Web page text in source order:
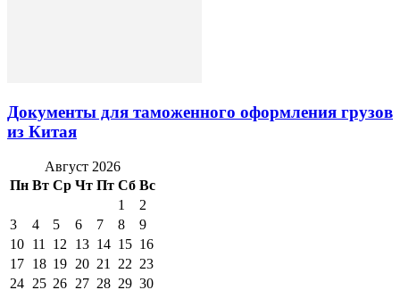
Документы для таможенного оформления грузов
из Китая
Август 2026
Пн Вт Ср Чт Пт Сб Вс
1
2
3
4 5 6 7 8
9
10 11 12 13 14 15 16
17 18 19 20 21 22 23
24 25 26 27 28 29 30